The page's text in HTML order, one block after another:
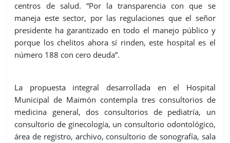
centros de salud. “Por la transparencia con que se
maneja este sector, por las regulaciones que el señor
presidente ha garantizado en todo el manejo público y
porque los chelitos ahora sí rinden, este hospital es el
número 188 con cero deuda”.
La propuesta integral desarrollada en el Hospital
Municipal de Maimón contempla tres consultorios de
medicina general, dos consultorios de pediatría, un
consultorio de ginecología, un consultorio odontológico,
área de registro, archivo, consultorio de sonografía, sala